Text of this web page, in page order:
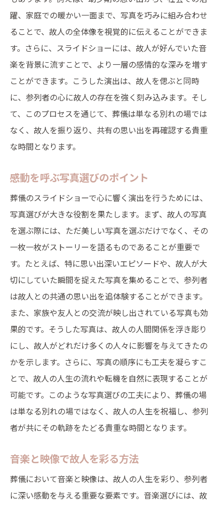
躍、家庭での暖かい一面まで、写真を巧みに組み合わせ
ることで、故人の全体像を視覚的に伝えることができま
す。さらに、スライドショーには、故人が好んでいた音
楽を背景に流すことで、より一層の感情的な深みを増す
ことができます。こうした演出は、故人を偲ぶと同時
に、参列者の心に故人の存在を強く刻み込みます。そし
て、このプロセスを通じて、葬儀は単なる別れの場では
なく、故人を振り返り、共有の思い出を再確認する貴重
な時間となります。
感動を呼ぶ写真選びのポイント
葬儀のスライドショーで心に響く演出を行うためには、
写真選びが大きな役割を果たします。まず、故人の写真
を選ぶ際には、ただ美しい写真を選ぶだけでなく、その
一枚一枚がストーリーを語るものであることが重要で
す。たとえば、特に思い出深いエピソードや、故人が大
切にしていた瞬間を捉えた写真を集めることで、参列者
は故人との共通の思い出を追体験することができます。
また、家族や友人との交流が映し出されている写真も効
果的です。そうした写真は、故人の人間関係を浮き彫り
にし、故人がどれだけ多くの人々に影響を与えてきたの
かを示します。さらに、写真の順序にも工夫を凝らすこ
とで、故人の人生の流れや転機を自然に表現することが
可能です。このような写真選びの工夫により、葬儀の場
は単なる別れの場ではなく、故人の人生を祝福し、参列
者が共にその軌跡をたどる貴重な時間となります。
音楽と映像で故人を彩る方法
葬儀において音楽と映像は、故人の人生を彩り、参列者
に深い感動を与える重要な要素です。音楽選びには、故